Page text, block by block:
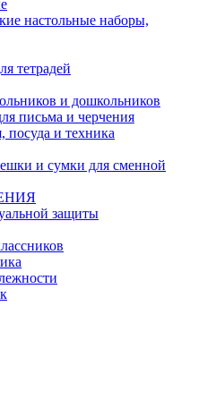
настольные наборы,
тетрадей
и дошкольников
письма и черчения
и техника
и сумки для сменной
защиты